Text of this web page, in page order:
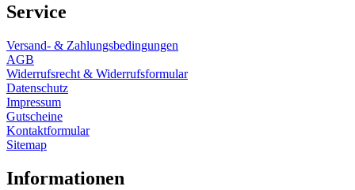
Service
Versand- & Zahlungsbedingungen
AGB
Widerrufsrecht & Widerrufsformular
Datenschutz
Impressum
Gutscheine
Kontaktformular
Sitemap
Informationen